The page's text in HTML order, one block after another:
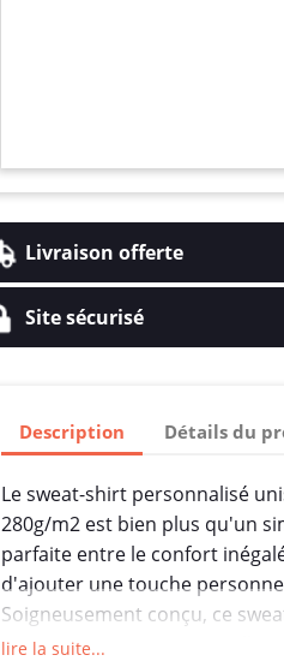
Livraison offerte
Site sécurisé
Description Détails du
Le sweat-shirt personnalisé
280g/m2 est bien plus qu'un
parfaite entre le confort
d'ajouter une touche
Soigneusement conçu, ce
vestimentaire exceptionnelle
lire la suite...